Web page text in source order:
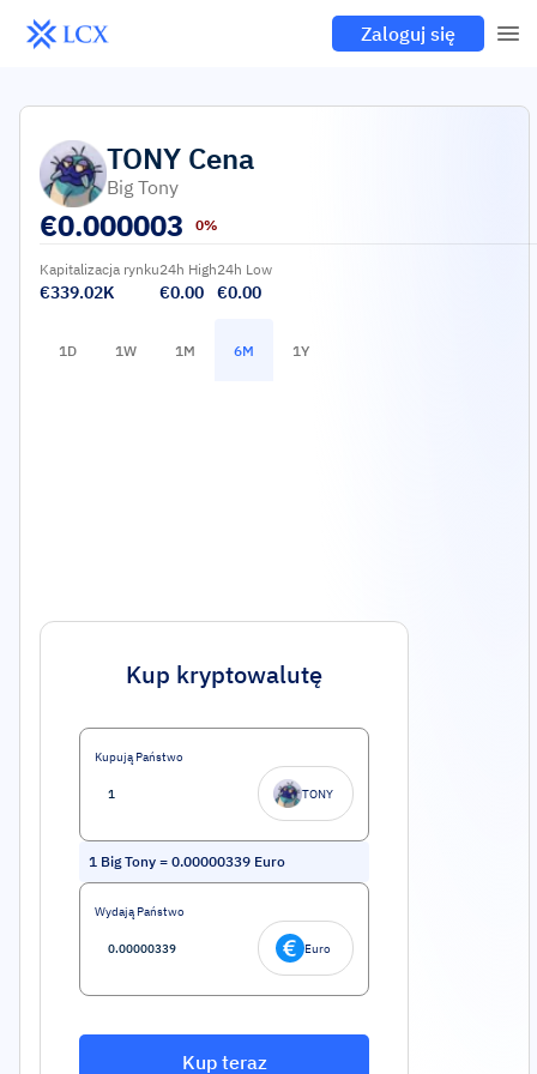
Zaloguj się
TONY Cena
Big Tony
€0.000003 0%
Kapitalizacja rynku
€339.02K
24h High
€0.00
24h Low
€0.00
1D 1W 1M 6M 1Y
Kup kryptowalutę
Kupują Państwo
TONY
1 Big Tony = 0.00000339 Euro
Wydają Państwo
Euro
Kup teraz